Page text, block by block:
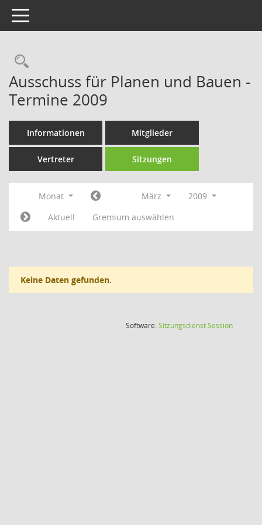
Toggle navigation
Rechercheauswahl
Ausschuss für Planen und Bauen -
Termine 2009
Informationen Mitglieder
Vertreter Sitzungen
Monat März
2009
Aktuell
Gremium auswählen
Keine Daten gefunden.
Software:SitzungsdienstSession(Wird in